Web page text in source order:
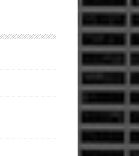
vara
någonsin